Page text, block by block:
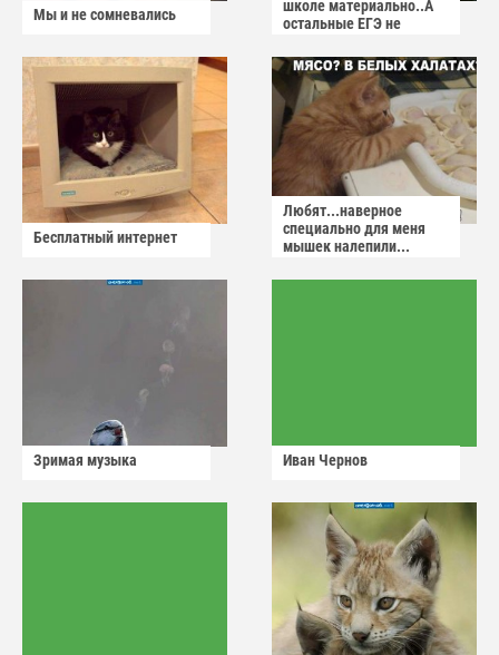
Мы и не сомневались
школе материально..А
остальные ЕГЭ не
Бесплатный интернет
Любят...наверное
специально для меня
мышек налепили...
Зримая музыка Иван Чернов